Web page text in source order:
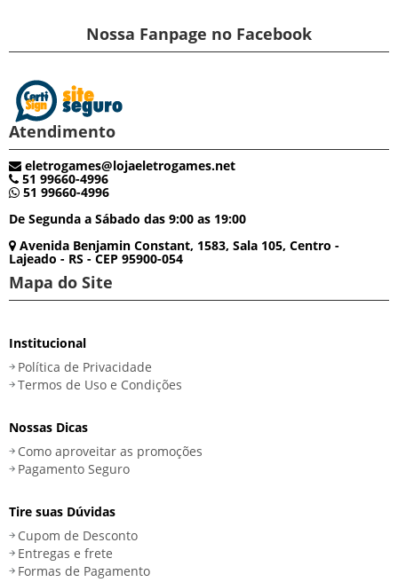
Nossa Fanpage no Facebook
Atendimento
eletrogames@lojaeletrogames.net
51 99660-4996
51 99660-4996
De Segunda a Sábado das 9:00 as 19:00
Avenida Benjamin Constant, 1583, Sala 105, Centro -
Lajeado - RS - CEP 95900-054
Mapa do Site
Institucional
Política de Privacidade
Termos de Uso e Condições
Nossas Dicas
Como aproveitar as promoções
Pagamento Seguro
Tire suas Dúvidas
Cupom de Desconto
Entregas e frete
Formas de Pagamento